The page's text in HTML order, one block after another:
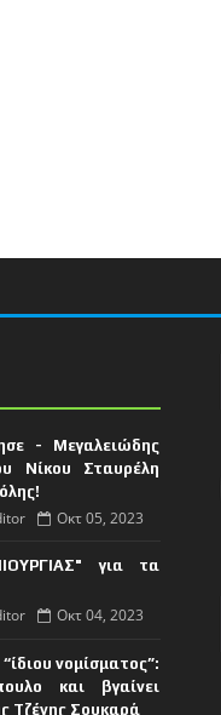
- Μεγαλειώδης
Νίκου Σταυρέλη
Οκτ 05, 2023
για τα
Οκτ 04, 2023
νομίσματος”:
και βγαίνει
Τζένης Σουκαρά